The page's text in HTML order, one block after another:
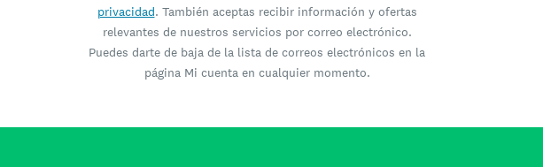
privacidad. También aceptas recibir información y ofertas
relevantes de nuestros servicios por correo electrónico.
Puedes darte de baja de la lista de correos electrónicos en la
página Mi cuenta en cualquier momento.